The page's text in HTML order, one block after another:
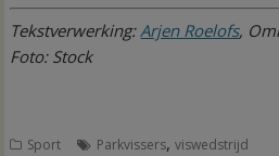
Tekstverwerking:Arjen Roelofs,
Foto: Stock
Sport Parkvissers,viswedstrijd